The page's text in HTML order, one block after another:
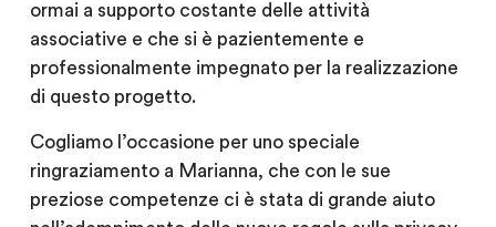
ormai a supporto costante delle attività
associative e che si è pazientemente e
professionalmente impegnato per la realizzazione
di questo progetto.
Cogliamo l’occasione per uno speciale
ringraziamento a Marianna, che con le sue
preziose competenze ci è stata di grande aiuto